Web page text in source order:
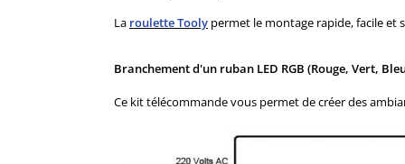
La roulette Tooly permet le montage rapide, facile et
Branchement d'un ruban LED RGB (Rouge, Vert,
Ce kit télécommande vous permet de créer des